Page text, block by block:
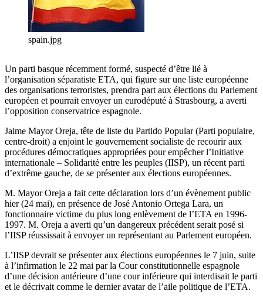
spain.jpg
Un parti basque récemment formé, suspecté d’être lié à
l’organisation séparatiste ETA, qui figure sur une liste européenne
des organisations terroristes, prendra part aux élections du Parlement
européen et pourrait envoyer un eurodéputé à Strasbourg, a averti
l’opposition conservatrice espagnole.
Jaime Mayor Oreja, tête de liste du Partido Popular (Parti populaire,
centre-droit) a enjoint le gouvernement socialiste de recourir aux
procédures démocratiques appropriées pour empêcher l’Initiative
internationale – Solidarité entre les peuples (IISP), un récent parti
d’extrême gauche, de se présenter aux élections européennes.
M. Mayor Oreja a fait cette déclaration lors d’un évènement public
hier (24 mai), en présence de José Antonio Ortega Lara, un
fonctionnaire victime du plus long enlèvement de l’ETA en 1996-
1997. M. Oreja a averti qu’un dangereux précédent serait posé si
l’IISP réussissait à envoyer un représentant au Parlement européen.
L’IISP devrait se présenter aux élections européennes le 7 juin, suite
à l’infirmation le 22 mai par la Cour constitutionnelle espagnole
d’une décision antérieure d’une cour inférieure qui interdisait le parti
et le décrivait comme le dernier avatar de l’aile politique de l’ETA.